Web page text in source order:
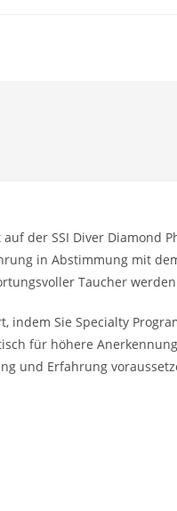
der SSI Diver Diamond
in Abstimmung mit
Taucher
indem Sie Specialty
für höhere
und Erfahrung